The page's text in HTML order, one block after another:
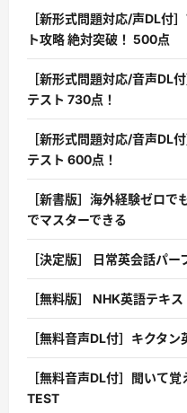
［新形式問題対応/声DL付
ト攻略 絶対突破！ 500点
［新形式問題対応/音声DL
テスト 730点！
［新形式問題対応/音声DL
テスト 600点！
［新書版］海外経験ゼロで
でマスターできる
［決定版］ 日常英会話パー
［無料版］ NHK英語テキ
［無料音声DL付］キクタン
［無料音声DL付］聞いて覚
TEST